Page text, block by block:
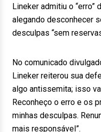
Lineker admitiu o “erro”
alegando desconhecer
desculpas “sem
No comunicado
Lineker reiterou sua
algo antissemita; isso
Reconheço o erro e os
minhas desculpas.
mais responsável”.